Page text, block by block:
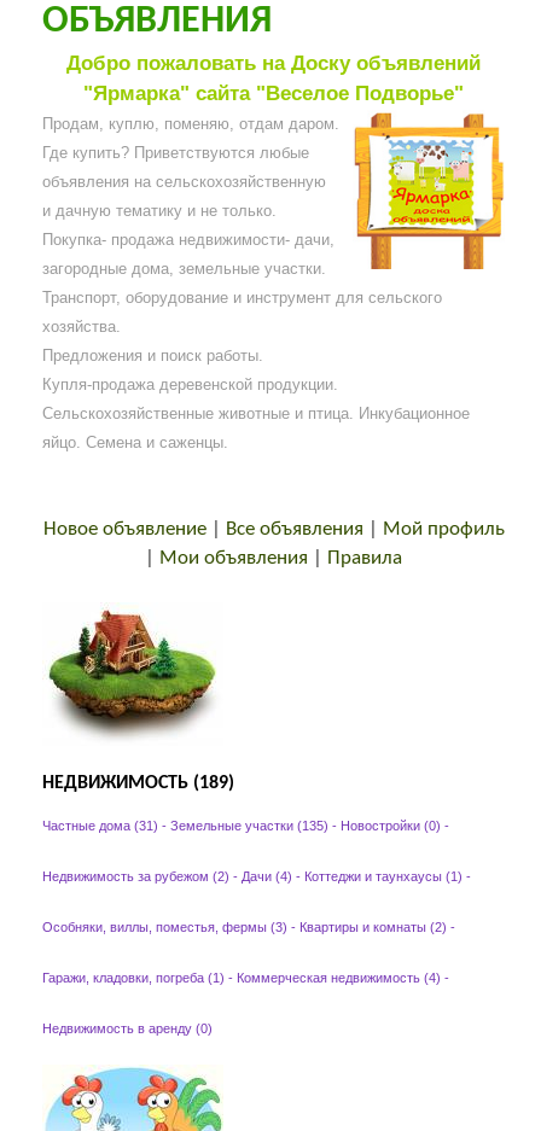
ОБЪЯВЛЕНИЯ
Добро пожаловать на Доску объявлений
"Ярмарка" сайта "Веселое Подворье"
Продам, куплю, поменяю, отдам даром.
Где купить? Приветствуются любые
объявления на сельскохозяйственную
и дачную тематику и не только.
Покупка- продажа недвижимости- дачи,
загородные дома, земельные участки.
Транспорт, оборудование и инструмент для сельского
хозяйства.
Предложения и поиск работы.
Купля-продажа деревенской продукции.
Сельскохозяйственные животные и птица. Инкубационное
яйцо. Семена и саженцы.
Новое объявление| Все объявления
Мой профиль
Мои объявления Правила
НЕДВИЖИМОСТЬ (189)
Частные дома (31) - Земельные участки (135) - Новостройки (0) -
Недвижимость за рубежом (2) - Дачи (4) - Коттеджи и таунхаусы (1) -
Особняки, виллы, поместья, фермы (3) - Квартиры и комнаты (2) -
Гаражи, кладовки, погреба (1) - Коммерческая недвижимость (4) -
Недвижимость в аренду (0)